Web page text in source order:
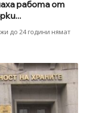
работа от
до 24 години нямат